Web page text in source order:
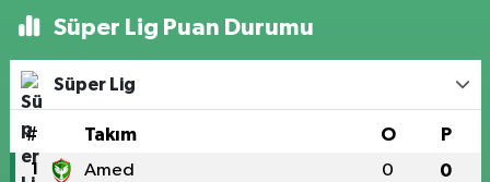
Süper Lig Puan Durumu
Süper Lig
# Takım O P
1 Amed 0 0